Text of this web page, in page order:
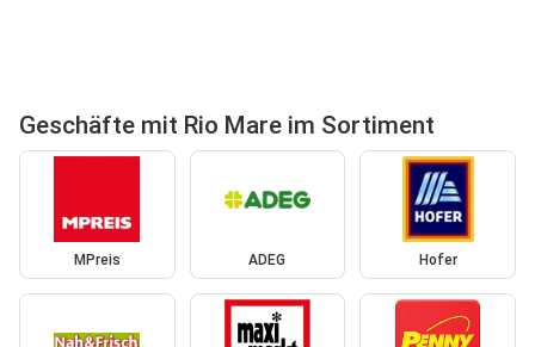
Geschäfte mit Rio Mare im Sortiment
MPreis ADEG Hofer